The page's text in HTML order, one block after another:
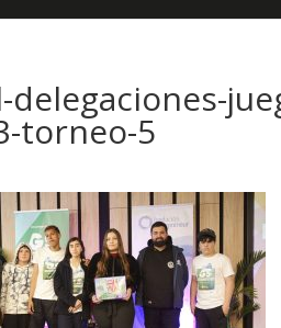
delegaciones-
torneo-5